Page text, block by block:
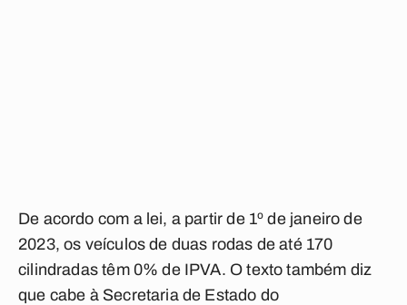
De acordo com a lei, a partir de 1º de janeiro de
2023, os veículos de duas rodas de até 170
cilindradas têm 0% de IPVA. O texto também diz
que cabe à Secretaria de Estado do